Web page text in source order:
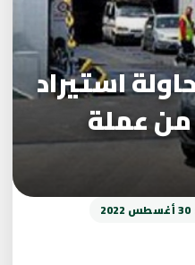
استيراد
من عملة
30 أغسطس 2022